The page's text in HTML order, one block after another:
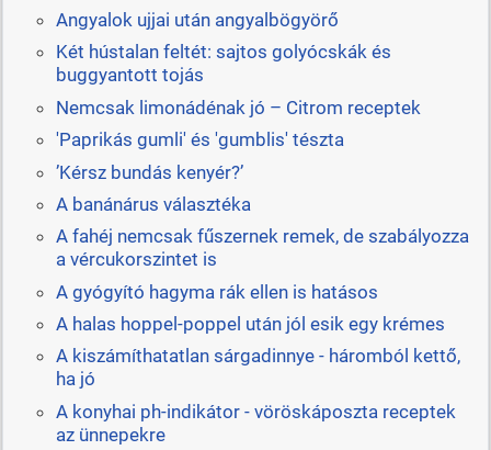
Angyalok ujjai után angyalbögyörő
Két hústalan feltét: sajtos golyócskák és
buggyantott tojás
Nemcsak limonádénak jó – Citrom receptek
'Paprikás gumli' és 'gumblis' tészta
’Kérsz bundás kenyér?’
A banánárus választéka
A fahéj nemcsak fűszernek remek, de szabályozza
a vércukorszintet is
A gyógyító hagyma rák ellen is hatásos
A halas hoppel-poppel után jól esik egy krémes
A kiszámíthatatlan sárgadinnye - háromból kettő,
ha jó
A konyhai ph-indikátor - vöröskáposzta receptek
az ünnepekre